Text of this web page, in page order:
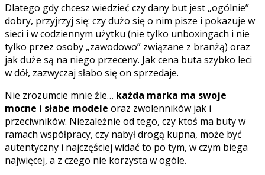
Dlatego gdy chcesz wiedzieć czy dany but jest „ogólnie”
dobry, przyjrzyj się: czy dużo się o nim pisze i pokazuje w
sieci i w codziennym użytku (nie tylko unboxingach i nie
tylko przez osoby „zawodowo” związane z branżą) oraz
jak duże są na niego przeceny. Jak cena buta szybko leci
w dół, zazwyczaj słabo się on sprzedaje.
Nie zrozumcie mnie źle… każda marka ma swoje
mocne i słabe modele oraz zwolenników jak i
przeciwników. Niezależnie od tego, czy ktoś ma buty w
ramach współpracy, czy nabył drogą kupna, może być
autentyczny i najczęściej widać to po tym, w czym biega
najwięcej, a z czego nie korzysta w ogóle.